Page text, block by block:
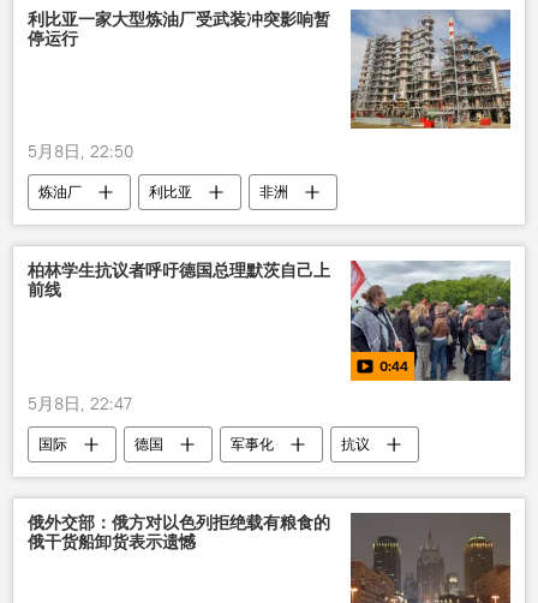
纳粹主义
利比亚一家大型炼油厂受武装冲突影响暂
停运行
5月8日, 22:50
炼油厂 利比亚 非洲
柏林学生抗议者呼吁德国总理默茨自己上
前线
0:44
5月8日, 22:47
国际 德国 军事化
抗议
视频
俄外交部：俄方对以色列拒绝载有粮食的
俄干货船卸货表示遗憾